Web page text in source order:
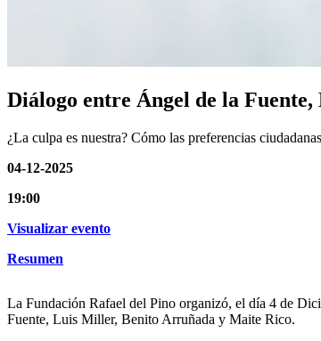
Diálogo entre Ángel de la
¿La culpa es nuestra? Cómo las preferencias
04-12-2025
19:00
Visualizar evento
Resumen
La Fundación Rafael del Pino organizó, el día 4 de
Fuente, Luis Miller, Benito Arruñada y Maite Rico.